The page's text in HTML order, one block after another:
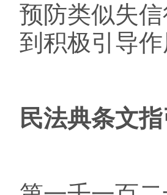
预防类似失
到积极引导
民法典条文